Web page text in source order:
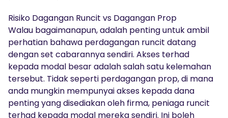
Risiko Dagangan Runcit vs Dagangan Prop
Walau bagaimanapun, adalah penting untuk ambil
perhatian bahawa perdagangan runcit datang
dengan set cabarannya sendiri. Akses terhad
kepada modal besar adalah salah satu kelemahan
tersebut. Tidak seperti perdagangan prop, di mana
anda mungkin mempunyai akses kepada dana
penting yang disediakan oleh firma, peniaga runcit
terhad kepada modal mereka sendiri. Ini boleh